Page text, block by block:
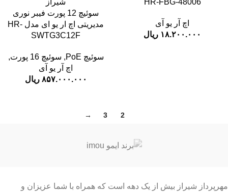
HR-FBG-48006
اچ آر یو آی
۱۸.۲۰۰.۰۰۰ ریال
سوئیچ 12 پورت فیبر نوری
مدیریتی اچ ار یو ای مدل HR-
SWTG3C12F
سوئیچ PoE , سوئیچ 16 پورت
,
اچ آر یو آی
۸۵۷.۰۰۰.۰۰۰ ریال
2
3
→
مهرپرداز شیراز بیش از یک دهه است که همراه با شما عزیزان و